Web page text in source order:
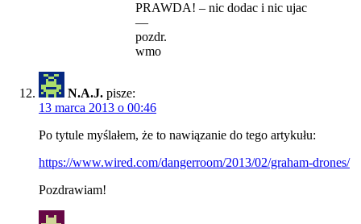
PRAWDA! – nic dodac i nic ujac
—
pozdr.
wmo
N.A.J. pisze:
13 marca 2013 o 00:46
Po tytule myślałem, że to nawiązanie do tego artykułu:
https://www.wired.com/dangerroom/2013/02/graham-drones/
Pozdrawiam!